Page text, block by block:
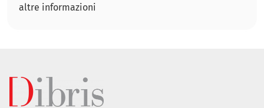
altre informazioni